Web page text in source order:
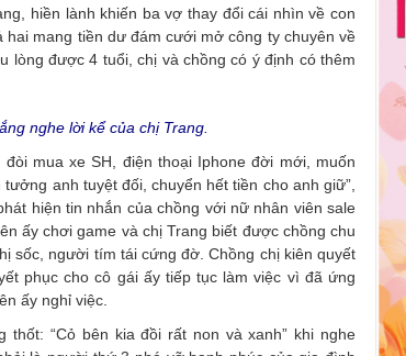
hiền lành khiến ba vợ thay đổi cái nhìn về con
mang tiền dư đám cưới mở công ty chuyên về
lòng được 4 tuổi, chị và chồng có ý định có thêm
nghe lời kể của chị Trang.
mua xe SH, điện thoại Iphone đời mới, muốn
anh tuyệt đối, chuyển hết tiền cho anh giữ”,
hiện tin nhắn của chồng với nữ nhân viên sale
ấy chơi game và chị Trang biết được chồng chu
sốc, người tím tái cứng đờ. Chồng chị kiên quyết
phục cho cô gái ấy tiếp tục làm việc vì đã ứng
ấy nghỉ việc.
“Cỏ bên kia đồi rất non và xanh” khi nghe